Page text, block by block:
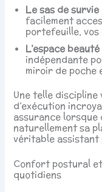
Le sas de survie
facilement
portefeuille,
L’espace
indépendante
miroir de poche
Une telle
d’exécution
assurance
naturellement sa
véritable assistant
Confort postural
quotidiens